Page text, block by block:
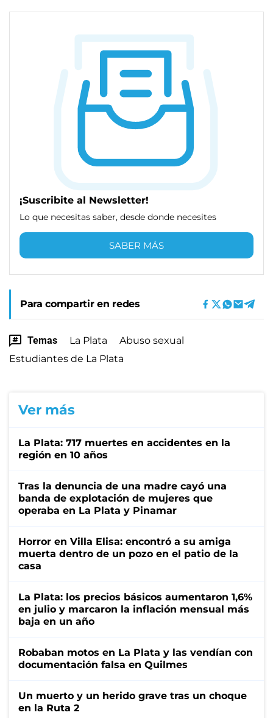
¡Suscribite al Newsletter!
Lo que necesitas saber, desde donde necesites
SABER MÁS
Para compartir en redes
Temas La Plata
Abuso sexual
Estudiantes de La Plata
Ver más
La Plata: 717 muertes en accidentes en la
región en 10 años
Tras la denuncia de una madre cayó una
banda de explotación de mujeres que
operaba en La Plata y Pinamar
Horror en Villa Elisa: encontró a su amiga
muerta dentro de un pozo en el patio de la
casa
La Plata: los precios básicos aumentaron 1,6%
en julio y marcaron la inflación mensual más
baja en un año
Robaban motos en La Plata y las vendían con
documentación falsa en Quilmes
Un muerto y un herido grave tras un choque
en la Ruta 2